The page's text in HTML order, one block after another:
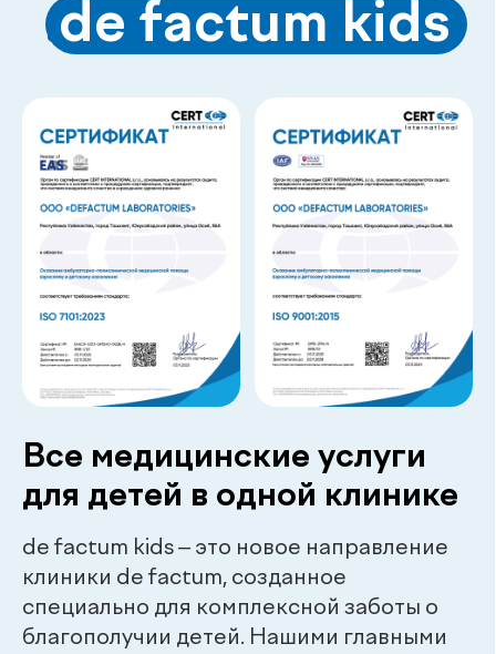
Подробнее про de factum kids
Гарантия качества и точности
Современное оборудование и контроль
качества для достоверных результатов
Наши
.специалисты